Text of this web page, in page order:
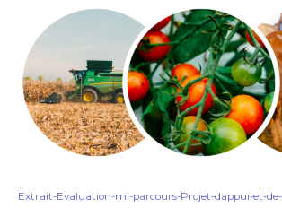
Extrait-Evaluation-mi-parcours-Projet-dappui-et-